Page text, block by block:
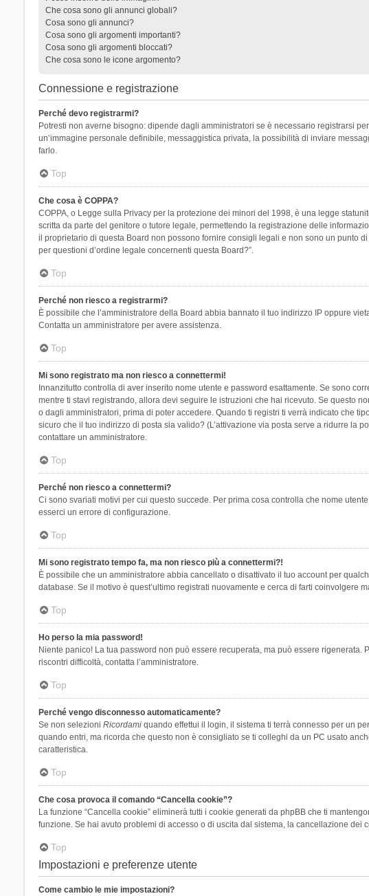
Che cosa sono gli annunci globali?
Cosa sono gli annunci?
Cosa sono gli argomenti importanti?
Cosa sono gli argomenti bloccati?
Che cosa sono le icone argomento?
Connessione e registrazione
Perché devo registrarmi?
Potresti non averne bisogno: dipende dagli amministratori se è necessario registrarsi
un’immagine personale definibile, messaggistica privata, la possibilità di inviare
farlo.
Top
Che cosa è COPPA?
COPPA, o Legge sulla Privacy per la protezione dei minori del 1998, è una legge
scritta da parte del genitore o tutore legale, permettendo la registrazione delle
il proprietario di questa Board non possono fornire consigli legali e non sono un punto
per questioni d’ordine legale concernenti questa Board?”.
Top
Perché non riesco a registrarmi?
È possibile che l’amministratore della Board abbia bannato il tuo indirizzo IP oppure
Contatta un amministratore per avere assistenza.
Top
Mi sono registrato ma non riesco a connettermi!
Innanzitutto controlla di aver inserito nome utente e password esattamente. Se sono
mentre ti stavi registrando, allora devi seguire le istruzioni che hai ricevuto. Se questo
o dagli amministratori, prima di poter accedere. Quando ti registri ti verrà indicato che
sicuro che il tuo indirizzo di posta sia valido? (L’attivazione via posta serve a ridurre la
contattare un amministratore.
Top
Perché non riesco a connettermi?
Ci sono svariati motivi per cui questo succede. Per prima cosa controlla che nome
esserci un errore di configurazione.
Top
Mi sono registrato tempo fa, ma non riesco più a connettermi?!
È possibile che un amministratore abbia cancellato o disattivato il tuo account per
database. Se il motivo è quest’ultimo registrati nuovamente e cerca di farti coinvolgere
Top
Ho perso la mia password!
Niente panico! La tua password non può essere recuperata, ma può essere rigenerata.
riscontri difficoltà, contatta l’amministratore.
Top
Perché vengo disconnesso automaticamente?
Se non selezioni Ricordamiquando effettui il login, il sistema ti terrà connesso per un
quando entri, ma ricorda che questo non è consigliato se ti colleghi da un PC usato
caratteristica.
Top
Che cosa provoca il comando “Cancella cookie”?
La funzione “Cancella cookie” eliminerà tutti i cookie generati da phpBB che ti
funzione. Se hai avuto problemi di accesso o di uscita dal sistema, la cancellazione dei
Top
Impostazioni e preferenze utente
Come cambio le mie impostazioni?